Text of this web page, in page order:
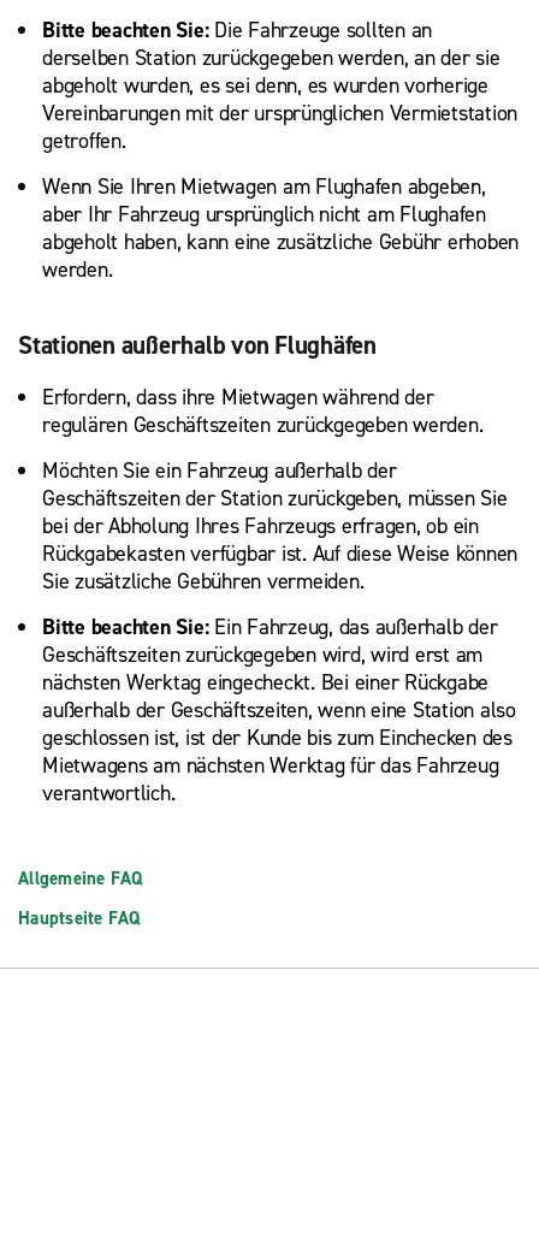
Bitte beachten Sie:Die Fahrzeuge sollten an
derselben Station zurückgegeben werden, an der sie
abgeholt wurden, es sei denn, es wurden vorherige
Vereinbarungen mit der ursprünglichen Vermietstation
getroffen.
Wenn Sie Ihren Mietwagen am Flughafen abgeben,
aber Ihr Fahrzeug ursprünglich nicht am Flughafen
abgeholt haben, kann eine zusätzliche Gebühr erhoben
werden.
Stationen außerhalb von Flughäfen
Erfordern, dass ihre Mietwagen während der
regulären Geschäftszeiten zurückgegeben werden.
Möchten Sie ein Fahrzeug außerhalb der
Geschäftszeiten der Station zurückgeben, müssen Sie
bei der Abholung Ihres Fahrzeugs erfragen, ob ein
Rückgabekasten verfügbar ist. Auf diese Weise können
Sie zusätzliche Gebühren vermeiden.
Bitte beachten Sie:Ein Fahrzeug, das außerhalb der
Geschäftszeiten zurückgegeben wird, wird erst am
nächsten Werktag eingecheckt. Bei einer Rückgabe
außerhalb der Geschäftszeiten, wenn eine Station also
geschlossen ist, ist der Kunde bis zum Einchecken des
Mietwagens am nächsten Werktag für das Fahrzeug
verantwortlich.
Allgemeine FAQ
Hauptseite FAQ